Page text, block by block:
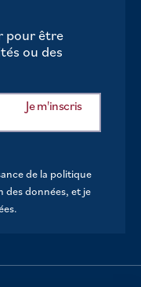
pour être
ou des
de la politique
données, et je